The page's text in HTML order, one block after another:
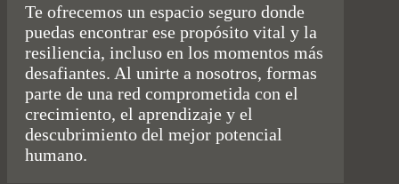
Te ofrecemos un espacio seguro donde
puedas encontrar ese propósito vital y la
resiliencia, incluso en los momentos más
desafiantes. Al unirte a nosotros, formas
parte de una red comprometida con el
crecimiento, el aprendizaje y el
descubrimiento del mejor potencial
humano.